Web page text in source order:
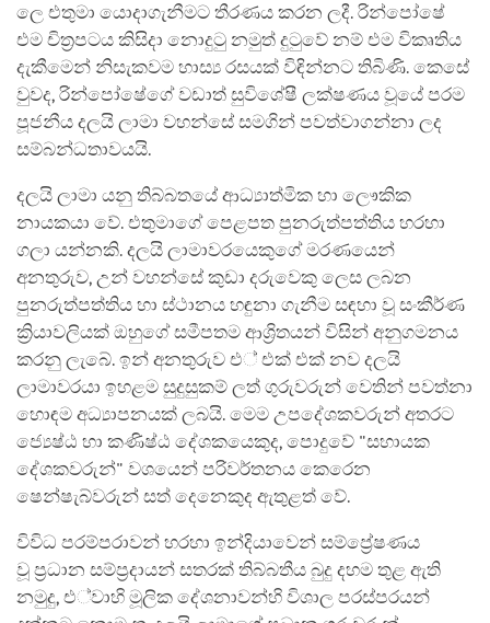
ලෙ එතුමා යොදාගැනීමට තීරණය කරන ලදී. රින්පෝෂේ
එම චිත්‍රපටය කිසිදා නොදුටු නමුත් දුටුවේ නම් එම විකෘතිය
දැකීමෙන් නිසැකවම හාස්‍ය රසයක් විඳින්නට තිබිණි. කෙසේ
වුවද, රින්පෝෂේගේ වඩාත් සුවිශේෂී ලක්ෂණය වූයේ පරම
පූජනීය දලයි ලාමා වහන්සේ සමගින් පවත්වාගන්නා ලද
සම්බන්ධතාවයයි.
දලයි ලාමා යනු තිබ්බතයේ ආධ්‍යාත්මික හා ලෞකික
නායකයා වේ. එතුමාගේ පෙළපත පුනරුත්පත්තිය හරහා
ගලා යන්නකි. දලයි ලාමාවරයෙකුගේ මරණයෙන්
අනතුරුව, උන් වහන්සේ කුඩා දරුවෙකු ලෙස ලබන
පුනරුත්පත්තිය හා ස්ථානය හඳුනා ගැනීම සඳහා වූ සංකීර්ණ
ක්‍රියාවලියක් ඔහුගේ සමීපතම ආශ්‍රිතයන් විසින් අනුගමනය
කරනු ලැබේ. ඉන් අනතුරුව එ් එක් එක් නව දලයි
ලාමාවරයා ඉහළම සුදුසුකම් ලත් ගුරුවරුන් වෙතින් පවත්නා
හොඳම අධ්‍යාපනයක් ලබයි. මෙම උපදේශකවරුන් අතරට
ජ්‍යෙෂ්ඨ හා කණිෂ්ඨ දේශකයෙකුද, පොදුවේ "සහායක
දේශකවරුන්" වශයෙන් පරිවර්තනය කෙරෙන
ෂෙන්ෂැබ්වරුන් සත් දෙනෙකුද ඇතුළත් වේ.
විවිධ පරම්පරාවන් හරහා ඉන්දියාවෙන් සම්ප්‍රේෂණය
වූ ප්‍රධාන සම්ප්‍රදායන් සතරක් තිබ්බතීය බුදු දහම තුළ ඇති
නමුදු, එ්වාහි මූලික දේශනාවන්හි විශාල පරස්පරයන්